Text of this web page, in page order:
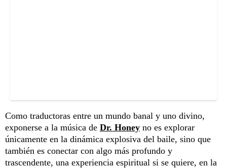
Como traductoras entre un mundo banal y uno divino,
exponerse a la música de Dr. Honey no es explorar
únicamente en la dinámica explosiva del baile, sino que
también es conectar con algo más profundo y
trascendente, una experiencia espiritual si se quiere, en la